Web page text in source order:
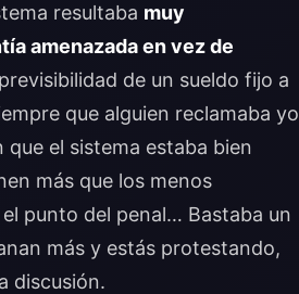
resultaba muy
amenazada en vez de
de un sueldo fijo a
que alguien reclamaba yo
el sistema estaba bien
más que los menos
punto del penal… Bastaba un
más y estás protestando,
discusión.